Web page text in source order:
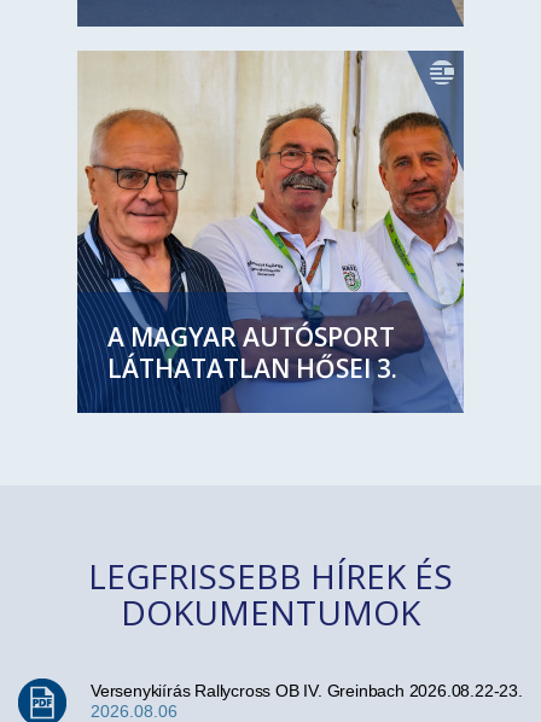
A MAGYAR AUTÓSPORT
LÁTHATATLAN HŐSEI 3.
LEGFRISSEBB HÍREK ÉS
DOKUMENTUMOK
Versenykiírás Rallycross OB IV. Greinbach 2026.08.22-23.
2026.08.06